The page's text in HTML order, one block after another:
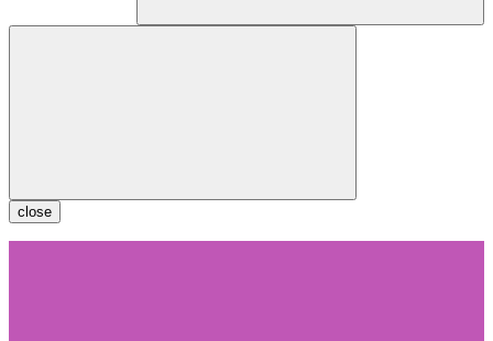
close